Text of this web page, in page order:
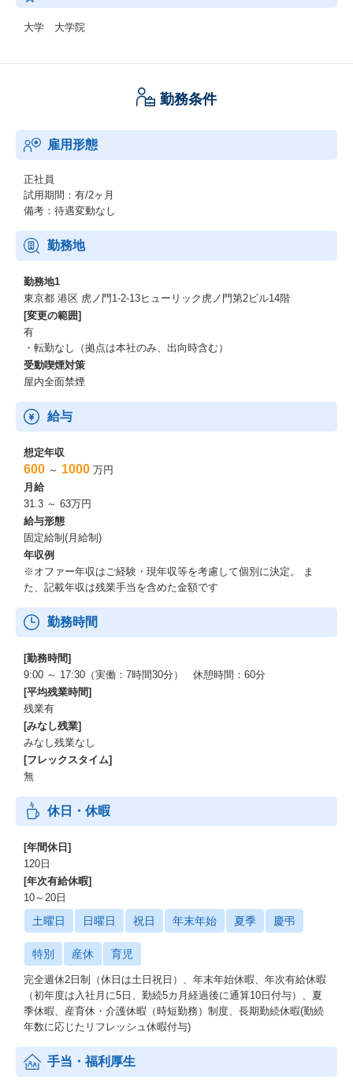
大学 大学院
勤務条件
雇用形態
正社員
試用期間：有/2ヶ月
備考：待遇変動なし
勤務地
勤務地1
東京都 港区 虎ノ門1-2-13ヒューリック虎ノ門第2ビル14階
[変更の範囲]
有
・転勤なし（拠点は本社のみ、出向時含む）
受動喫煙対策
屋内全面禁煙
給与
想定年収
600 ～ 1000 万円
月給
31.3 ～ 63万円
給与形態
固定給制(月給制)
年収例
※オファー年収はご経験・現年収等を考慮して個別に決定。 ま
た、記載年収は残業手当を含めた金額です
勤務時間
[勤務時間]
9:00 ～ 17:30（実働：7時間30分） 休憩時間：60分
[平均残業時間]
残業有
[みなし残業]
みなし残業なし
[フレックスタイム]
無
休日・休暇
[年間休日]
120日
[年次有給休暇]
10～20日
土曜日 日曜日 祝日 年末年始 夏季 慶弔
特別 産休 育児
完全週休2日制（休日は土日祝日）、年末年始休暇、年次有給休暇
（初年度は入社月に5日、勤続5カ月経過後に通算10日付与）、夏
季休暇、産育休・介護休暇（時短勤務）制度、長期勤続休暇(勤続
年数に応じたリフレッシュ休暇付与)
手当・福利厚生